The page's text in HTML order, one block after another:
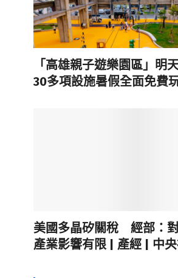
「高雄親子遊樂園區」明
30多項設施暑假全面免費
美國多晶矽關稅 經部：
產業影響有限 | 產經 | 中央